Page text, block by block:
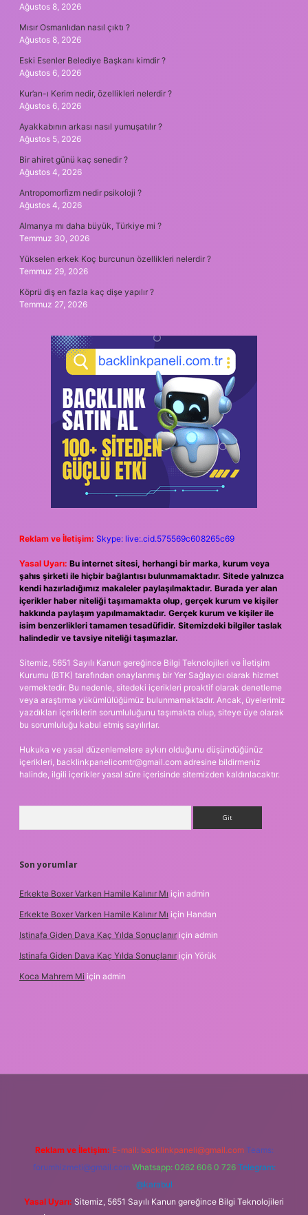
Ağustos 8, 2026
Mısır Osmanlıdan nasıl çıktı ?
Ağustos 8, 2026
Eski Esenler Belediye Başkanı kimdir ?
Ağustos 6, 2026
Kur’an-ı Kerim nedir, özellikleri nelerdir ?
Ağustos 6, 2026
Ayakkabının arkası nasıl yumuşatılır ?
Ağustos 5, 2026
Bir ahiret günü kaç senedir ?
Ağustos 4, 2026
Antropomorfizm nedir psikoloji ?
Ağustos 4, 2026
Almanya mı daha büyük, Türkiye mi ?
Temmuz 30, 2026
Yükselen erkek Koç burcunun özellikleri nelerdir ?
Temmuz 29, 2026
Köprü diş en fazla kaç dişe yapılır ?
Temmuz 27, 2026
Reklam ve İletişim: Skype: live:.cid.575569c608265c69
Yasal Uyarı: Bu internet sitesi, herhangi bir marka, kurum veya
şahıs şirketi ile hiçbir bağlantısı bulunmamaktadır. Sitede yalnızca
kendi hazırladığımız makaleler paylaşılmaktadır. Burada yer alan
içerikler haber niteliği taşımamakta olup, gerçek kurum ve kişiler
hakkında paylaşım yapılmamaktadır. Gerçek kurum ve kişiler ile
isim benzerlikleri tamamen tesadüfidir. Sitemizdeki bilgiler taslak
halindedir ve tavsiye niteliği taşımazlar.
Sitemiz, 5651 Sayılı Kanun gereğince Bilgi Teknolojileri ve İletişim
Kurumu (BTK) tarafından onaylanmış bir Yer Sağlayıcı olarak hizmet
vermektedir. Bu nedenle, sitedeki içerikleri proaktif olarak denetleme
veya araştırma yükümlülüğümüz bulunmamaktadır. Ancak, üyelerimiz
yazdıkları içeriklerin sorumluluğunu taşımakta olup, siteye üye olarak
bu sorumluluğu kabul etmiş sayılırlar.
Hukuka ve yasal düzenlemelere aykırı olduğunu düşündüğünüz
içerikleri, backlinkpanelicomtr@gmail.com adresine bildirmeniz
halinde, ilgili içerikler yasal süre içerisinde sitemizden kaldırılacaktır.
Son yorumlar
Erkekte Boxer Varken Hamile Kalınır Mı için admin
Erkekte Boxer Varken Hamile Kalınır Mı için Handan
Istinafa Giden Dava Kaç Yılda Sonuçlanır için admin
Istinafa Giden Dava Kaç Yılda Sonuçlanır için Yörük
Koca Mahrem Mi için admin
Reklam ve İletişim: E-mail: backlinkpaneli@gmail.com Teams:
forumhizmeti@gmail.com Whatsapp: 0262 606 0 726 Telegram:
@karabul
Yasal Uyarı: Sitemiz, 5651 Sayılı Kanun gereğince Bilgi Teknolojileri